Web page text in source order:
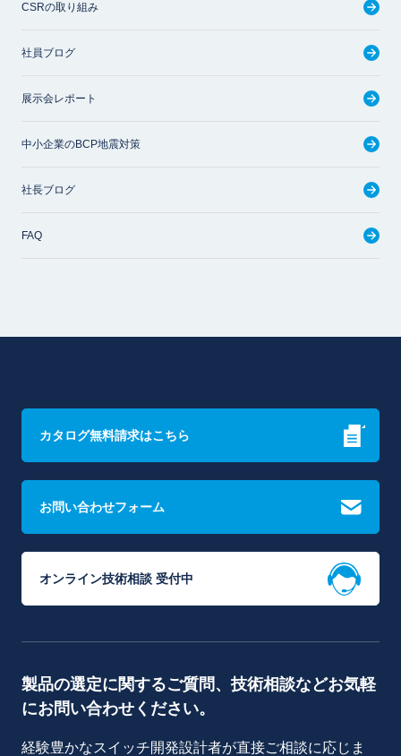
CSRの取り組み
社員ブログ
展示会レポート
中小企業のBCP地震対策
社長ブログ
FAQ
カタログ無料請求はこちら
お問い合わせフォーム
オンライン技術相談 受付中
製品の選定に関するご質問、技術相談などお気軽
にお問い合わせください。
経験豊かなスイッチ開発設計者が直接ご相談に応じま